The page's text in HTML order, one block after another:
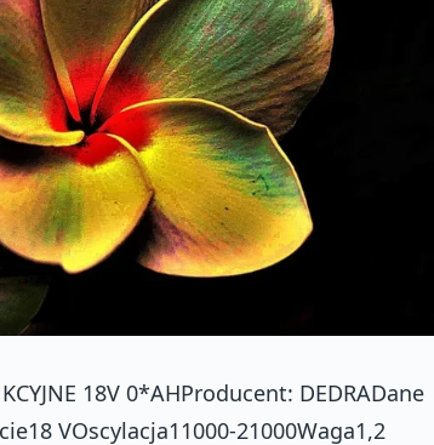
18V 0*AHProducent: DEDRADane
VOscylacja11000-21000Waga1,2